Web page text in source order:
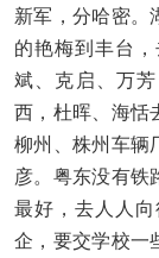
新军，分哈密。
的艳梅到丰台
斌、克启、万
西，杜晖、海恬
柳州、株州车辆
彦。粤东没有铁
最好，去人人
企，要交学校一